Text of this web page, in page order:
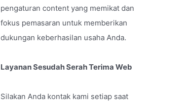
pengaturan content yang memikat dan
fokus pemasaran untuk memberikan
dukungan keberhasilan usaha Anda.
Layanan Sesudah Serah Terima Web
Silakan Anda kontak kami setiap saat